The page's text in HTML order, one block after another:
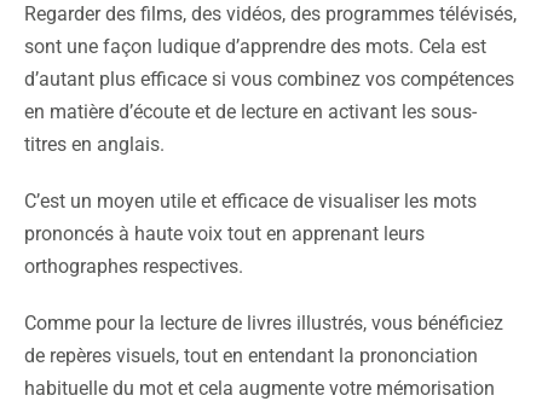
Regarder des films, des vidéos, des programmes télévisés,
sont une façon ludique d’apprendre des mots. Cela est
d’autant plus efficace si vous combinez vos compétences
en matière d’écoute et de lecture en activant les sous-
titres en anglais.
C’est un moyen utile et efficace de visualiser les mots
prononcés à haute voix tout en apprenant leurs
orthographes respectives.
Comme pour la lecture de livres illustrés, vous bénéficiez
de repères visuels, tout en entendant la prononciation
habituelle du mot et cela augmente votre mémorisation